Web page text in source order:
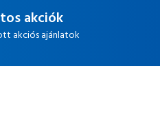
akciók
akciós ajánlatok